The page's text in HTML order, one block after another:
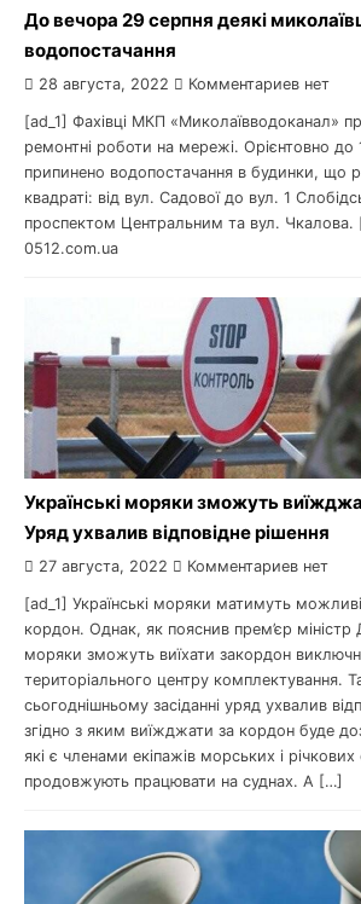
До вечора 29 серпня деякі
водопостачання
28 августа, 2022 Комментариев нет
[ad_1] Фахівці МКП «Миколаївводоканал»
ремонтні роботи на мережі. Орієнтовно до
припинено водопостачання в будинки, що
квадраті: від вул. Садової до вул. 1
проспектом Центральним та вул. Чкалова.
0512.com.ua
Українські моряки зможуть
Уряд ухвалив відповідне рішення
27 августа, 2022 Комментариев нет
[ad_1] Українські моряки матимуть
кордон. Однак, як пояснив прем’єр
моряки зможуть виїхати закордон
територіального центру комплектування.
сьогоднішньому засіданні уряд ухвалив
згідно з яким виїжджати за кордон буде
які є членами екіпажів морських і річкових
продовжують працювати на суднах. А […]